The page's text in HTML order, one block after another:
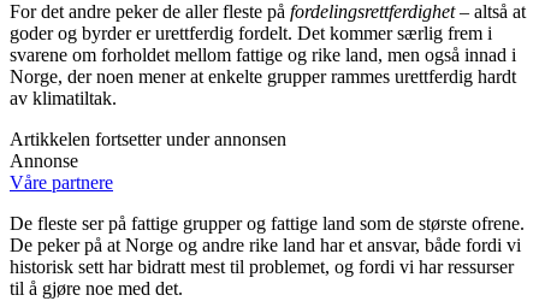
For det andre peker de aller fleste på fordelingsrettferdighet– altså at
goder og byrder er urettferdig fordelt. Det kommer særlig frem i
svarene om forholdet mellom fattige og rike land, men også innad i
Norge, der noen mener at enkelte grupper rammes urettferdig hardt
av klimatiltak.
Artikkelen fortsetter under annonsen
Annonse
Våre partnere
De fleste ser på fattige grupper og fattige land som de største ofrene.
De peker på at Norge og andre rike land har et ansvar, både fordi vi
historisk sett har bidratt mest til problemet, og fordi vi har ressurser
til å gjøre noe med det.